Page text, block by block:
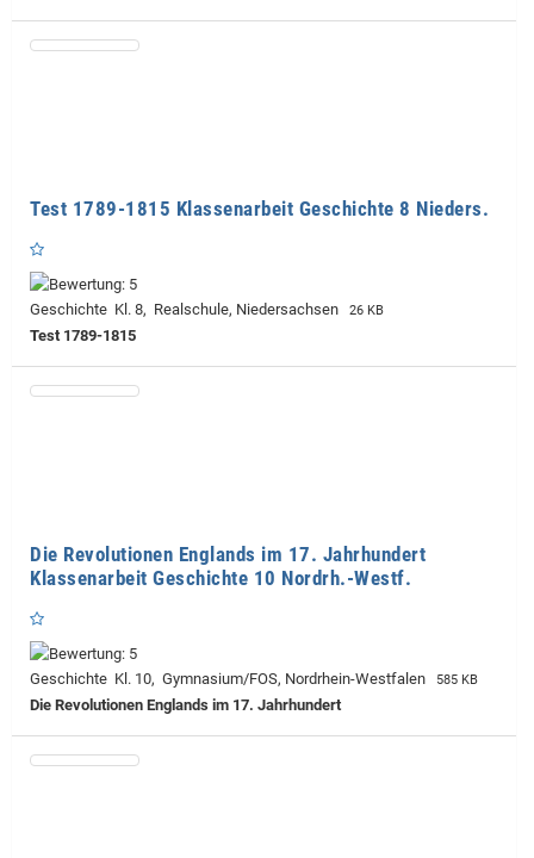
Test 1789-1815 Klassenarbeit Geschichte 8 Nieders.
Geschichte Kl. 8, Realschule, Niedersachsen 26 KB
Test 1789-1815
Die Revolutionen Englands im 17. Jahrhundert
Klassenarbeit Geschichte 10 Nordrh.-Westf.
Geschichte Kl. 10, Gymnasium/FOS, Nordrhein-Westfalen 585 KB
Die Revolutionen Englands im 17. Jahrhundert